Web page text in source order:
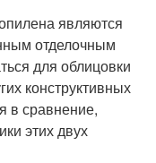
являются
отделочным
для облицовки
конструктивных
в сравнение,
этих двух